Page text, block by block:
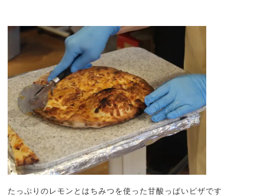
たっぷりのレモンとはちみつを使った甘酸っぱいピザです